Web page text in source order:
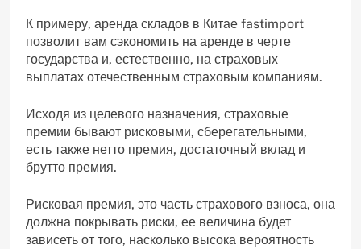
К примеру, аренда складов в Китае fastimport
позволит вам сэкономить на аренде в черте
государства и, естественно, на страховых
выплатах отечественным страховым компаниям.
Исходя из целевого назначения, страховые
премии бывают рисковыми, сберегательными,
есть также нетто премия, достаточный вклад и
брутто премия.
Рисковая премия, это часть страхового взноса, она
должна покрывать риски, ее величина будет
зависеть от того, насколько высока вероятность